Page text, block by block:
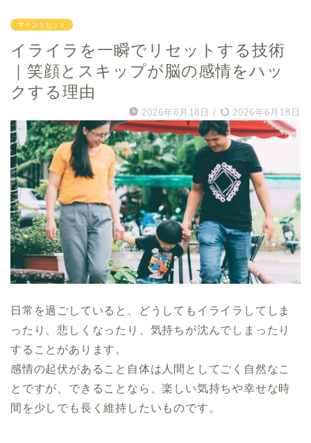
マインドセット
イライラを一瞬でリセットする技術
｜笑顔とスキップが脳の感情をハッ
クする理由
2026年6月18日 / 2026年6月18日
日常を過ごしていると、どうしてもイライラしてしま
ったり、悲しくなったり、気持ちが沈んでしまったり
することがあります。
感情の起伏があること自体は人間としてごく自然なこ
とですが、できることなら、楽しい気持ちや幸せな時
間を少しでも長く維持したいものです。